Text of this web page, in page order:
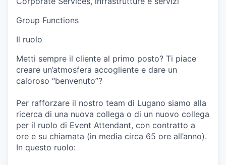
Group Functions
Il ruolo
Metti sempre il cliente al primo posto? Ti piace
creare un’atmosfera accogliente e dare un
caloroso “benvenuto”?
Per rafforzare il nostro team di Lugano siamo alla
ricerca di una nuova collega o di un nuovo collega
per il ruolo di Event Attendant, con contratto a
ore e su chiamata (in media circa 65 ore all’anno).
In questo ruolo: